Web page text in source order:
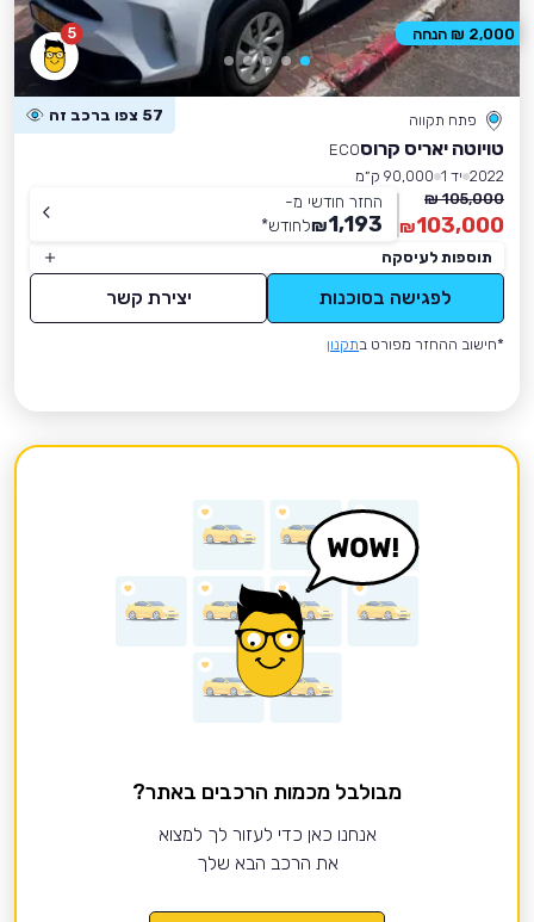
5
פתח תקווה 57 צפו ברכב זה
טויוטה יאריס קרוסECO
2022 יד 1
90,000 ק״מ
105,000 ₪
103,000
₪
החזר חודשי מ-
1,193
₪לחודש*
תוספות לעיסקה
לפגישה בסוכנות יצירת קשר
*חישוב ההחזר מפורט בתקנון
2,000 ₪ הנחה
מבולבל מכמות הרכבים באתר?
אנחנו כאן כדי לעזור לך למצוא
את הרכב הבא שלך